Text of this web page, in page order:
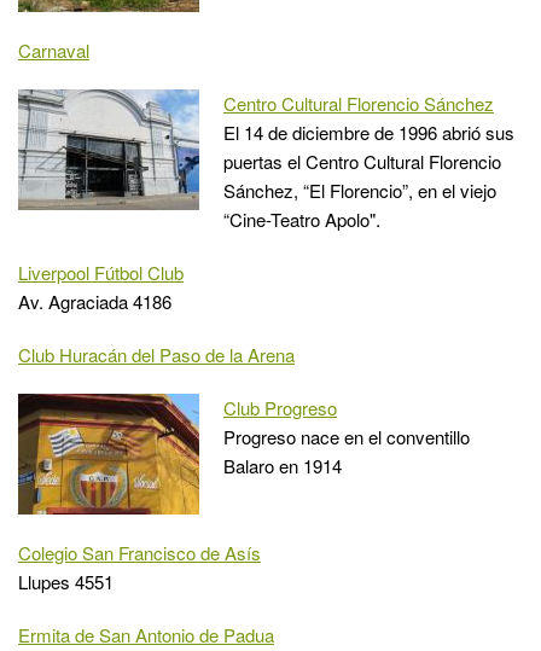
Carnaval
Centro Cultural Florencio Sánchez
El 14 de diciembre de 1996 abrió sus
puertas el Centro Cultural Florencio
Sánchez, “El Florencio”, en el viejo
“Cine-Teatro Apolo".
Liverpool Fútbol Club
Av. Agraciada 4186
Club Huracán del Paso de la Arena
Club Progreso
Progreso nace en el conventillo
Balaro en 1914
Colegio San Francisco de Asís
Llupes 4551
Ermita de San Antonio de Padua